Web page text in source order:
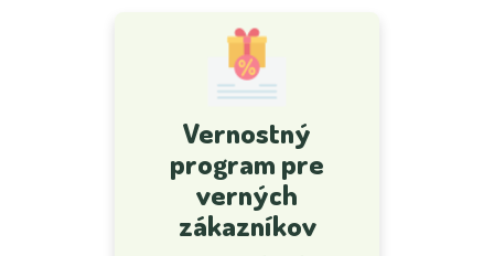
Vernostný
program pre
verných
zákazníkov